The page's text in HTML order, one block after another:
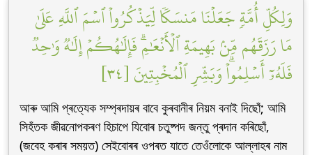
وَلِكُلِّ أُمَّةٖ جَعَلۡنَا مَنسَكٗا لِّيَذۡكُرُواْ ٱسۡمَ ٱللَّهِ عَلَىٰ
مَا رَزَقَهُم مِّنۢ بَهِيمَةِ ٱلۡأَنۡعَٰمِۗ فَإِلَٰهُكُمۡ إِلَٰهٞ وَٰحِدٞ
فَلَهُۥٓ أَسۡلِمُواْۗ وَبَشِّرِ ٱلۡمُخۡبِتِينَ [٣٤]
আৰু আমি প্ৰত্যেক সম্প্ৰদায়ৰ বাবে কুৰবানীৰ নিয়ম বনাই দিছোঁ; আমি
সিহঁতক জীৱনোপকৰণ হিচাপে যিবোৰ চতুষ্পদ জন্তু প্ৰদান কৰিছোঁ,
(জবেহ কৰাৰ সময়ত) সেইবোৰৰ ওপৰত যাতে তেওঁলোকে আল্লাহৰ নাম